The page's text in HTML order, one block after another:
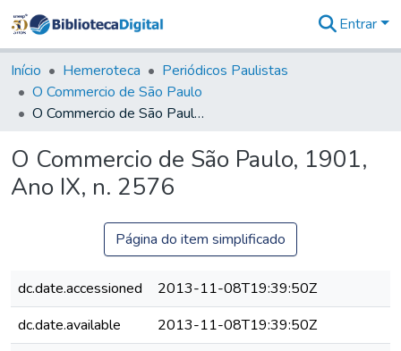
&
Coleções
Tudo na
Biblioteca
Estatísticas
Entrar
Início Hemeroteca
Periódicos Paulistas
O Commercio de São Paulo
O Commercio de São Paulo, 1901, Ano IX, n. 2576
O Commercio de São Paulo, 1901,
Ano IX, n. 2576
Página do item simplificado
dc.date.accessioned
2013-11-08T19:39:50Z
dc.date.available
2013-11-08T19:39:50Z